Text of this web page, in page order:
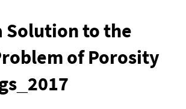
Solution to the
of Porosity